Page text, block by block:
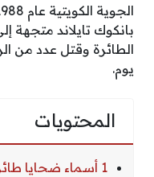
بانكوك تايلاند متجهة
يوم.
المحتويات
1 أسماء ضحايا طائرة الجابرية الرحلة 422